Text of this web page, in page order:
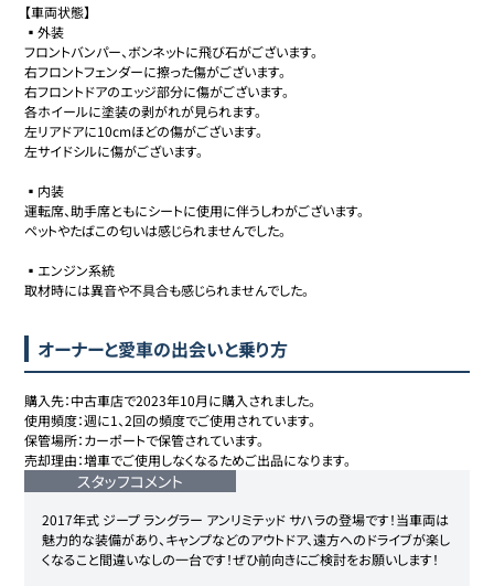
【車両状態】
▪️外装
フロントバンパー、ボンネットに飛び石がございます。
右フロントフェンダーに擦った傷がございます。
右フロントドアのエッジ部分に傷がございます。
各ホイールに塗装の剥がれが見られます。
左リアドアに10cmほどの傷がございます。
左サイドシルに傷がございます。
▪️内装
運転席、助手席ともにシートに使用に伴うしわがございます。
ペットやたばこの匂いは感じられませんでした。
▪️エンジン系統
取材時には異音や不具合も感じられませんでした。
オーナーと愛車の出会いと乗り方
購入先：中古車店で2023年10月に購入されました。
使用頻度：週に1、2回の頻度でご使用されています。
保管場所：カーポートで保管されています。
売却理由：増車でご使用しなくなるためご出品になります。
スタッフコメント
2017年式 ジープ ラングラー アンリミテッド サハラの登場です！当車両は
魅力的な装備があり、キャンプなどのアウトドア、遠方へのドライブが楽し